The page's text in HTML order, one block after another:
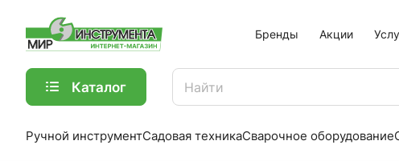
Бренды Акции
Каталог
Ручной инструментСадовая техникаСварочное оборудование